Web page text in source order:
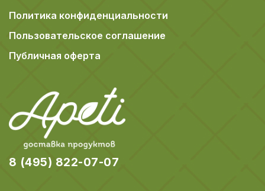
Политика конфиденциальности
Пользовательское соглашение
Публичная оферта
8 (495) 822-07-07